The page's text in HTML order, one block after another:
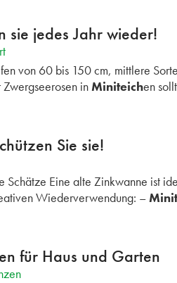
sie jedes Jahr wieder!
von 60 bis 150 cm, mittlere
in Miniteichen
Sie sie!
Eine alte Zinkwanne ist
Wiederverwendung: –
für Haus und Garten